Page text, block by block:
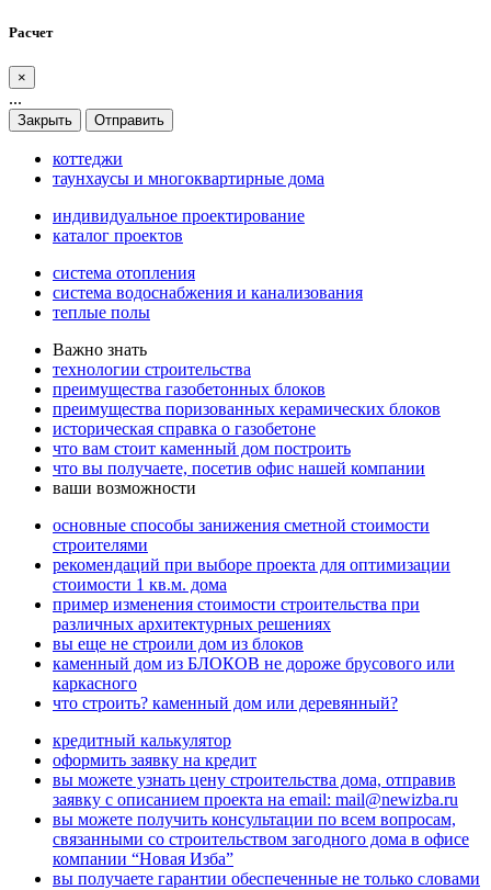
Расчет
×
...
Закрыть Отправить
коттеджи
таунхаусы и многоквартирные дома
индивидуальное проектирование
каталог проектов
система отопления
система водоснабжения и канализования
теплые полы
Важно знать
технологии строительства
преимущества газобетонных блоков
преимущества поризованных керамических блоков
историческая справка о газобетоне
что вам стоит каменный дом построить
что вы получаете, посетив офис нашей компании
ваши возможности
основные способы занижения сметной стоимости
строителями
рекомендаций при выборе проекта для оптимизации
стоимости 1 кв.м. дома
пример изменения стоимости строительства при
различных архитектурных решениях
вы еще не строили дом из блоков
каменный дом из БЛОКОВ не дороже брусового или
каркасного
что строить? каменный дом или деревянный?
кредитный калькулятор
оформить заявку на кредит
вы можете узнать цену строительства дома, отправив
заявку с описанием проекта на email: mail@newizba.ru
вы можете получить консультации по всем вопросам,
связанными со строительством загодного дома в офисе
компании “Новая Изба”
вы получаете гарантии обеспеченные не только словами